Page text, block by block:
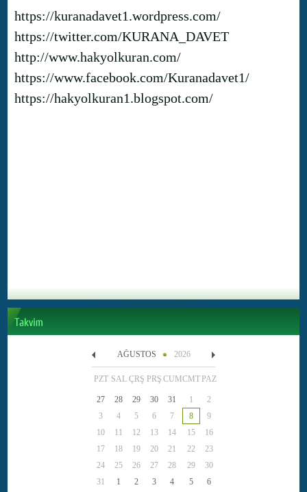
https://kuranadavet1.wordpress.com/
https://twitter.com/KURANA_DAVET
http://www.hakyolkuran.com/
https://www.facebook.com/Kuranadavet1/
https://hakyolkuran1.blogspot.com/